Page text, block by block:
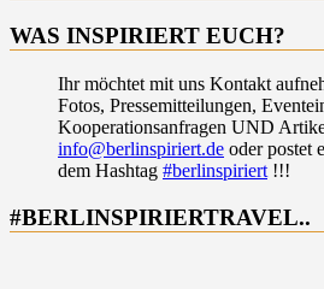
WAS INSPIRIERT EUCH?
Ihr möchtet mit uns Kontakt
Fotos, Pressemitteilungen,
Kooperationsanfragen UND
info@berlinspiriert.de oder postet
dem Hashtag #berlinspiriert !!!
#BERLINSPIRIERTRAVEL..